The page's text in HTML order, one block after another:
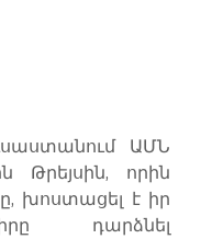
ԱՄՆ
Թրեյսին, որին
խոստացել է իր
դարձնել